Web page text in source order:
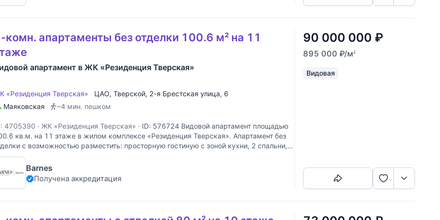
комн. апартаменты без отделки 100.6 м² на 11
апартамент в ЖК «Резиденция Тверская»
«Резиденция Тверская» ЦАО, Тверской, 2-я Брестская улица, 6
Маяковская
~4 мин. пешком
4705390 · ЖК «Резиденция Тверская» · ID: 576724 Видовой апартамент площадью
кв.м. на 11 этаже в жилом комплексе «Резиденция Тверская». Апартамент без
с возможностью разместить: просторную гостиную с зоной кухни, 2 спальни, 2
гардеробную. Панорамное остекление с
Barnes
Получена аккредитация
90 000 000 ₽
895 000 ₽/м2
Видовая